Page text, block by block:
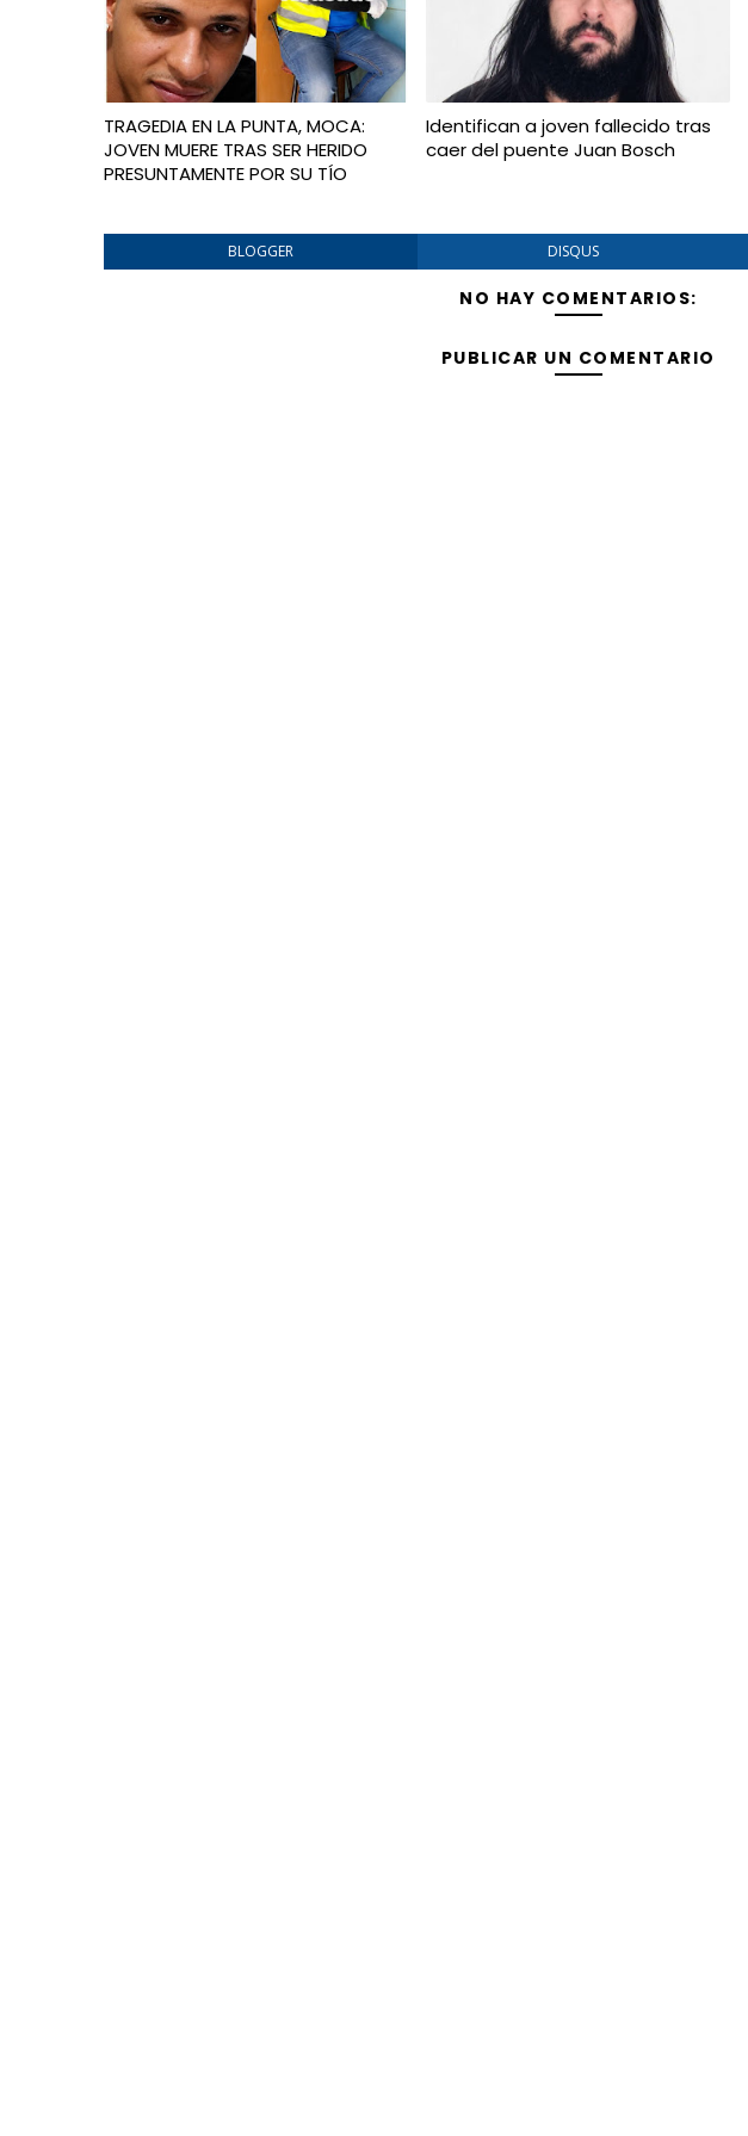
TRAGEDIA EN LA PUNTA, MOCA:
JOVEN MUERE TRAS SER HERIDO
PRESUNTAMENTE POR SU TÍO
Identifican a joven fallecido tras
caer del puente Juan Bosch
BLOGGER DISQUS
NO HAY COMENTARIOS:
PUBLICAR UN COMENTARIO